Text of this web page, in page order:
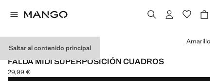
Saltar al contenido principal
EXCLUSIVO ONLINE
FALDA MIDI SUPERPOSICIÓN CUADROS
Precio actual [29,99 € ]
29,99 €
Selecciona un color
Amarillo